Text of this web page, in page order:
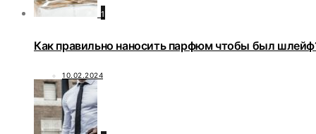
1
Как правильно наносить парфюм чтобы был
10.02.2024